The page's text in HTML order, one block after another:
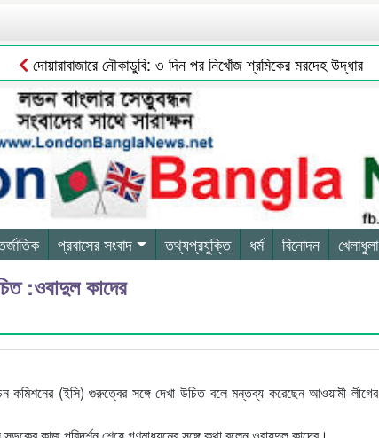
দোয়ারাবাজারে নৌকাডুবি: ৩ দিন পর নিখোঁজ শ্রমিকের মরদেহ উদ্ধার
প্রবাসের সংবাদ তথ্যপ্রযুক্তি ধর্ম বিনোদন খেলাধুলা
:ওবাদুল কাদের
কমিশনের (ইসি) গুরুত্বের সঙ্গে দেখা উচিত বলে মন্তব্য করেছেন আওয়ামী লীগের